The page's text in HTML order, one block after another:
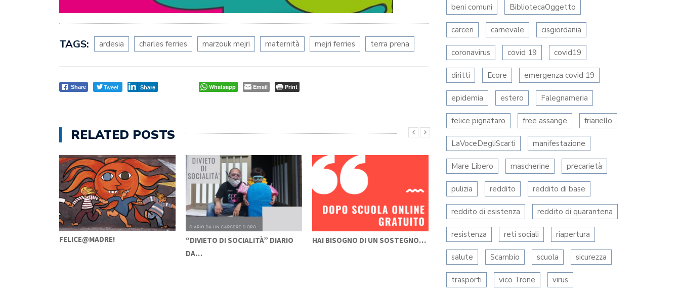
TAGS: ardesia charles ferries marzouk mejri maternità mejri ferries terra prena
Share Tweet Share Whatsapp Email Print
RELATED POSTS
FELICE@MADRE!
“DIVIETO DI SOCIALITÀ” DIARIO
DA…
HAI BISOGNO DI UN SOSTEGNO…
EMERGENZA COVID19 – IL
GIARDINO…
LABORATORIO DI MASCHERE PER
IL…
beni comuni BibliotecaOggetto
carceri carnevale cisgiordania
coronavirus covid 19 covid19
diritti Ecore emergenza covid 19
epidemia estero Falegnameria
felice pignataro free assange friariello
LaVoceDegliScarti manifestazione
Mare Libero mascherine precarietà
pulizia reddito reddito di base
reddito di esistenza reddito di quarantena
resistenza reti sociali riapertura
salute Scambio scuola sicurezza
trasporti vico Trone virus